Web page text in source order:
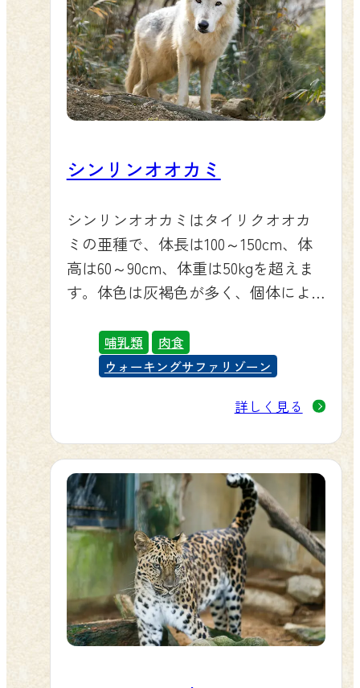
シンリンオオカミ
シンリンオオカミはタイリクオオカ
ミの亜種で、体長は100～150cm、体
高は60～90cm、体重は50kgを超えま
す。体色は灰褐色が多く、個体によ
です。夏毛と冬毛があります。オオ
カミの中では最も大きく、頑丈な体
哺乳類
肉食
ウォーキングサファリゾーン
詳しく見る